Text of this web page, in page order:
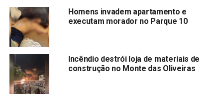
Homens invadem apartamento e
executam morador no Parque 10
Incêndio destrói loja de materiais de
construção no Monte das Oliveiras